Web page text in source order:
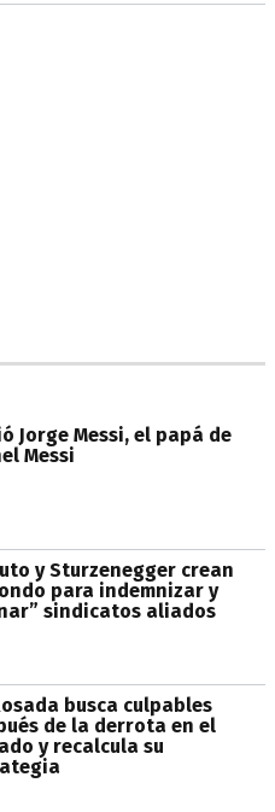
Jorge Messi, el papá de
Messi
y Sturzenegger crean
para indemnizar y
sindicatos aliados
busca culpables
de la derrota en el
y recalcula su